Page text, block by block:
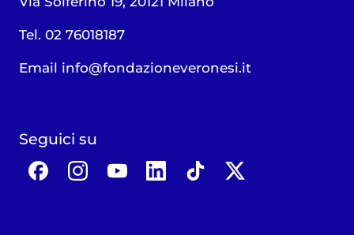
Tel. 02 76018187
Email info@fondazioneveronesi.it
Seguici su